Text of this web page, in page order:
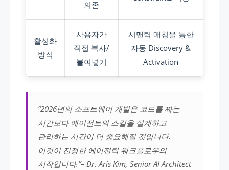
의존
활성화
방식
사용자가
직접 복사/
붙여넣기
시맨틱 매칭을 통한
자동 Discovery &
Activation
“2026년의 소프트웨어 개발은 코드를 짜는
시간보다 에이전트의 스킬을 설계하고
관리하는 시간이 더 중요해질 것입니다.
이것이 진정한 에이전틱 워크플로우의
시작입니다.”– Dr. Aris Kim, Senior AI Architect